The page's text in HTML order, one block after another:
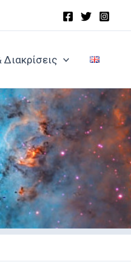
Διακρίσεις